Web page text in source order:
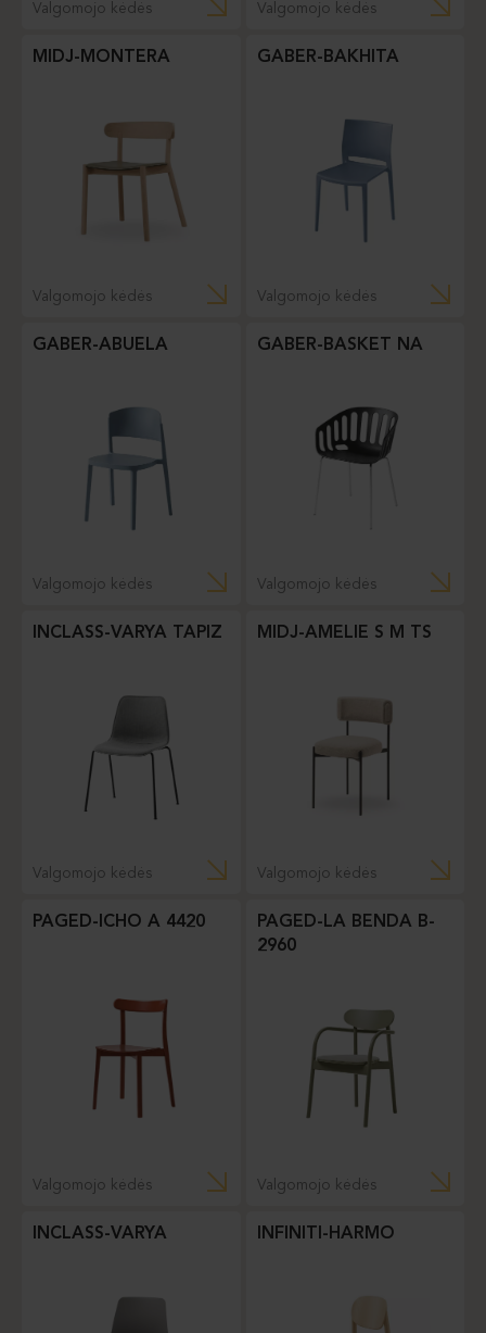
Valgomojo kėdės Valgomojo kėdės
MIDJ-MONTERA
Valgomojo kėdės
GABER-BAKHITA
Valgomojo kėdės
GABER-ABUELA
Valgomojo kėdės
GABER-BASKET NA
Valgomojo kėdės
INCLASS-VARYA TAPIZ
Valgomojo kėdės
MIDJ-AMELIE S M TS
Valgomojo kėdės
PAGED-ICHO A 4420
Valgomojo kėdės
PAGED-LA BENDA B-
2960
Valgomojo kėdės
INCLASS-VARYA INFINITI-HARMO